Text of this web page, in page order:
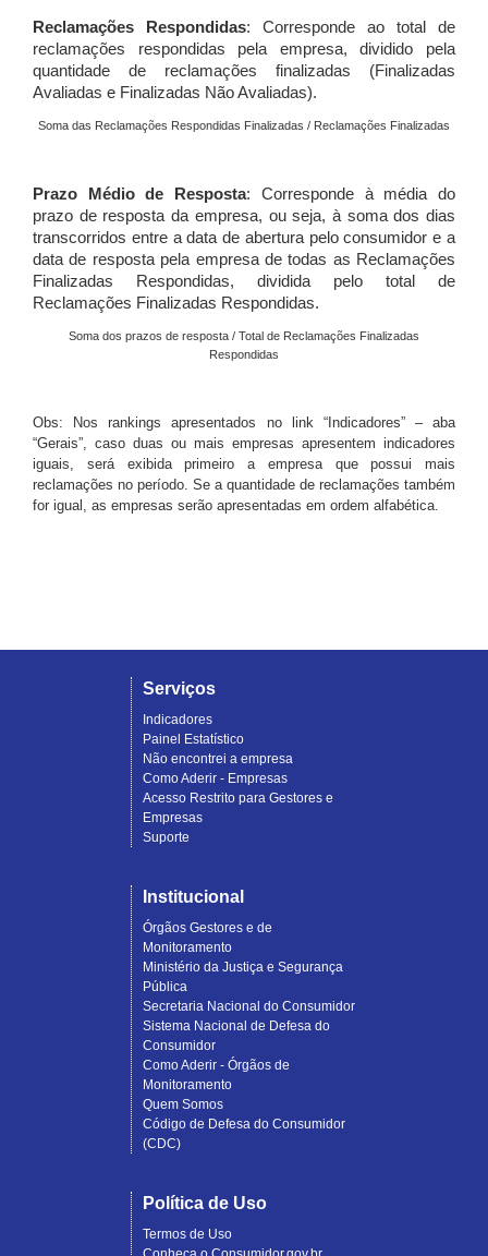
Reclamações Respondidas: Corresponde ao total de
reclamações respondidas pela empresa, dividido pela
quantidade de reclamações finalizadas (Finalizadas
Avaliadas e Finalizadas Não Avaliadas).
Soma das Reclamações Respondidas Finalizadas / Reclamações Finalizadas
Prazo Médio de Resposta: Corresponde à média do
prazo de resposta da empresa, ou seja, à soma dos dias
transcorridos entre a data de abertura pelo consumidor e a
data de resposta pela empresa de todas as Reclamações
Finalizadas Respondidas, dividida pelo total de
Reclamações Finalizadas Respondidas.
Soma dos prazos de resposta / Total de Reclamações Finalizadas
Respondidas
Obs: Nos rankings apresentados no link “Indicadores” – aba
“Gerais”, caso duas ou mais empresas apresentem indicadores
iguais, será exibida primeiro a empresa que possui mais
reclamações no período. Se a quantidade de reclamações também
for igual, as empresas serão apresentadas em ordem alfabética.
Serviços
Indicadores
Painel Estatístico
Não encontrei a empresa
Como Aderir - Empresas
Acesso Restrito para Gestores e
Empresas
Suporte
Institucional
Órgãos Gestores e de
Monitoramento
Ministério da Justiça e Segurança
Pública
Secretaria Nacional do Consumidor
Sistema Nacional de Defesa do
Consumidor
Como Aderir - Órgãos de
Monitoramento
Quem Somos
Código de Defesa do Consumidor
(CDC)
Política de Uso
Termos de Uso